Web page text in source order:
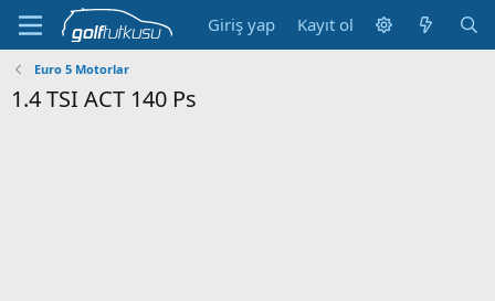
Giriş yap Kayıt ol
Euro 5 Motorlar
1.4 TSI ACT 140 Ps